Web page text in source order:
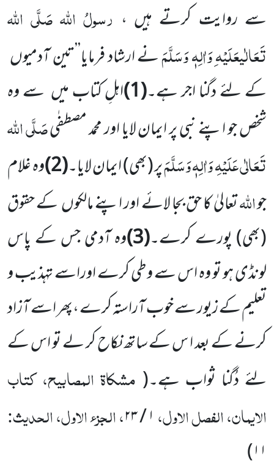
سے روایت کرتے ہیں ، رسولُ اللہ صَلَّی اللہ
تَعَالٰیعَلَیْہ ِوَاٰلِہٖ وَسَلَّمَنے ارشاد فرمایا’’تین آدمیوں
کے لئے دگنا اجر ہے۔(1) اہلِ کتاب میں سے وہ
شخص جو اپنے نبی پر ایمان لایا اور محمد مصطفٰیصَلَّی اللہ
تَعَالٰی عَلَیْہِ وَاٰلِہٖ وَسَلَّمَپر(بھی)ایمان لایا۔(2) وہ غلام
جواللہتعالیٰ کا حق بجا لائے اور اپنے مالکوں کے حقوق
(بھی)پورے کرے۔(3) وہ آدمی جس کے پاس
لونڈی ہو تو وہ اس سے وطی کرے اوراسے تہذیب و
تعلیم کے زیور سے خوب آراستہ کرے ،پھر اسے آزاد
کرنے کے بعد ا س کے ساتھ نکاح کر لے تو اس کے
لئے دُگنا ثواب ہے۔( مشکاۃ المصابیح، کتاب
الایمان، الفصل الاول، ۱ / ۲۳ ، الجزء الاول، الحدیث:
۱۱)